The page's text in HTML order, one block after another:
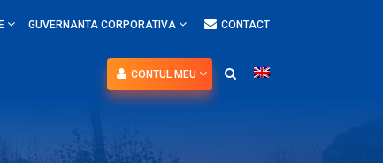
GUVERNANTA CORPORATIVA CONTACT
CONTUL MEU